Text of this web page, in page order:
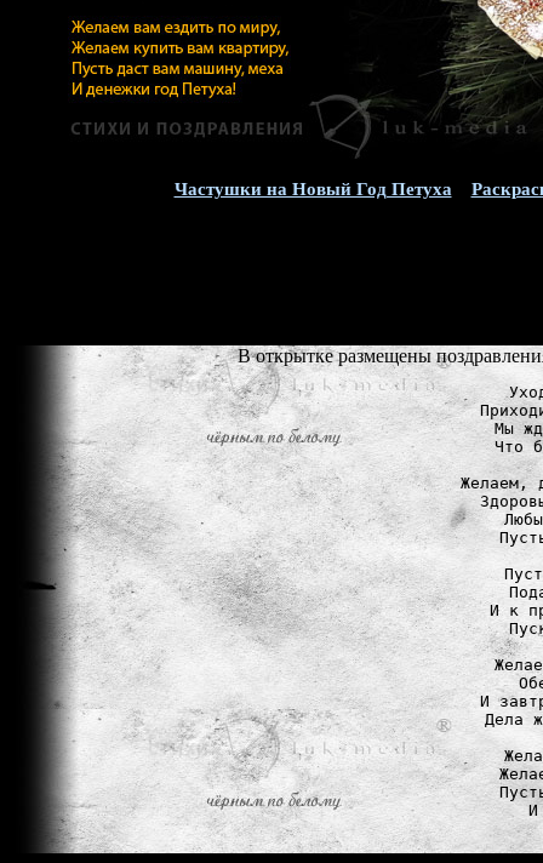
Частушки на Новый Год Петуха
В открытке размещены
Мы
Что
Желаем,
И к
И
Дела
И